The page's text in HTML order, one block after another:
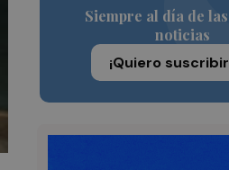
Siempre al día de
noticias
¡Quiero